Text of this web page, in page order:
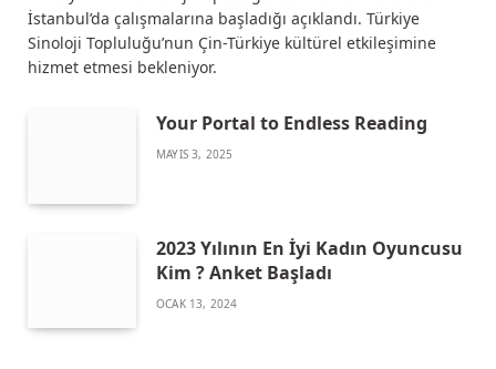
İstanbul’da çalışmalarına başladığı açıklandı. Türkiye
Sinoloji Topluluğu’nun Çin-Türkiye kültürel etkileşimine
hizmet etmesi bekleniyor.
Your Portal to Endless Reading
MAYIS 3, 2025
2023 Yılının En İyi Kadın Oyuncusu
Kim ? Anket Başladı
OCAK 13, 2024